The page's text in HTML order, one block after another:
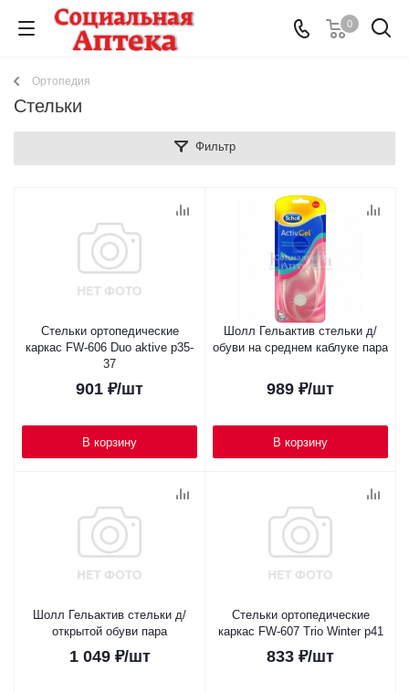
0
Ортопедия
Стельки
Фильтр
Стельки ортопедические
каркас FW-606 Duo aktive р35-
37
901 ₽/шт
В корзину
Шолл Гельактив стельки д/
обуви на среднем каблуке пара
989 ₽/шт
В корзину
Шолл Гельактив стельки д/
открытой обуви пара
1 049₽/шт
Стельки ортопедические
каркас FW-607 Trio Winter р41
833 ₽/шт